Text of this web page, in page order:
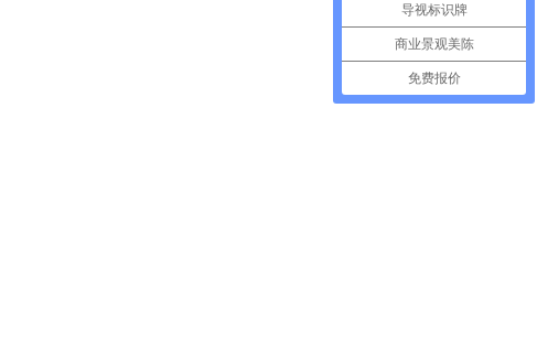
导视标识牌
商业景观美陈
免费报价